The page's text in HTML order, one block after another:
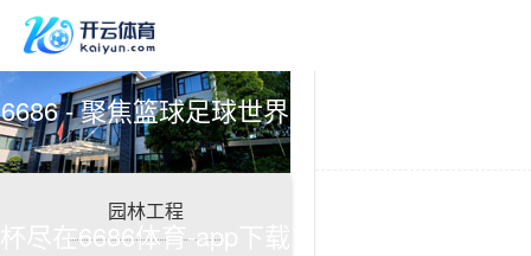
6686 - 聚焦篮球足球世界
杯尽在6686体育-app下载
园林工程